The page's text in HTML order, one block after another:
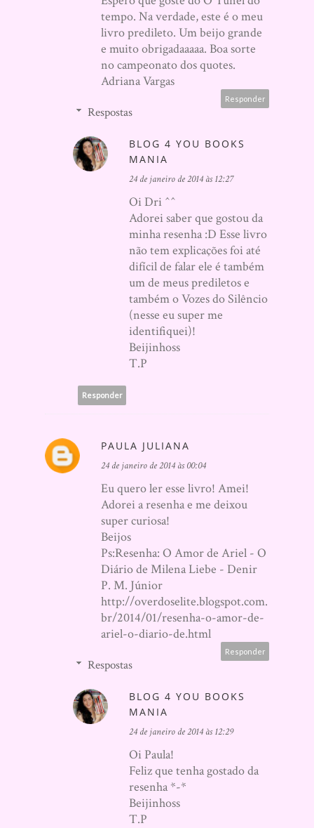
tempo. Na verdade, este é o meu
livro predileto. Um beijo grande
e muito obrigadaaaaa. Boa sorte
no campeonato dos quotes.
Adriana Vargas
Responder
Respostas
BLOG 4 YOU BOOKS
MANIA
24 de janeiro de 2014 às 12:27
Oi Dri ^^
Adorei saber que gostou da
minha resenha :D Esse livro
não tem explicações foi até
difícil de falar ele é também
um de meus prediletos e
também o Vozes do Silêncio
(nesse eu super me
identifiquei)!
Beijinhoss
T.P
Responder
PAULA JULIANA
24 de janeiro de 2014 às 00:04
Eu quero ler esse livro! Amei!
Adorei a resenha e me deixou
super curiosa!
Beijos
Ps:Resenha: O Amor de Ariel - O
Diário de Milena Liebe - Denir
P. M. Júnior
http://overdoselite.blogspot.com.
br/2014/01/resenha-o-amor-de-
ariel-o-diario-de.html
Responder
Respostas
BLOG 4 YOU BOOKS
MANIA
24 de janeiro de 2014 às 12:29
Oi Paula!
Feliz que tenha gostado da
resenha *-*
Beijinhoss
T.P